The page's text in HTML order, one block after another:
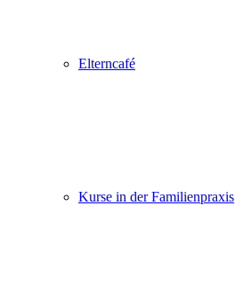
Elterncafé
Kurse in der Familienpraxis